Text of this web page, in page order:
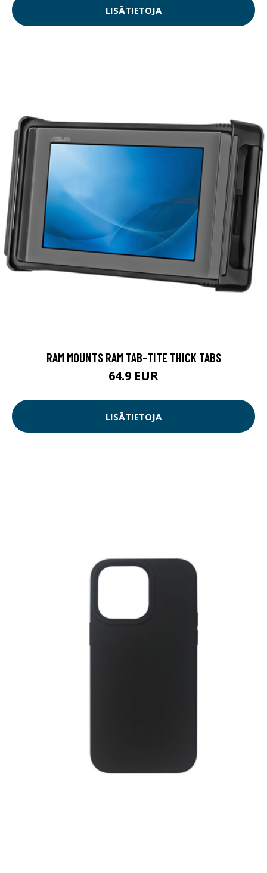
LISÄTIETOJA
RAM MOUNTS RAM TAB-TITE THICK TABS
64.9 EUR
LISÄTIETOJA